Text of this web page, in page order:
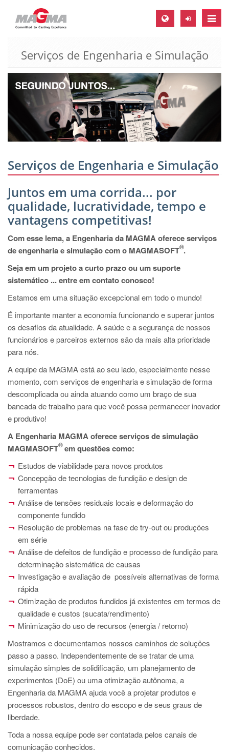
Toggle
MAGMA Europa, Alemanha
DE
EN
CS
MAGMA América do Norte, USA
EN
ES
MAGMA Asia Pacific Pte ltd., Singapura
EN
MAGMA América do Sul, Brasil
ES
MAGMA Turquia
EN
TR
MAGMA China
EN
ZH
MAGMA Índia
EN
MAGMA Coréia
KO
Serviços de Engenharia e Simulação
Serviços de Engenharia e Simulação
Juntos em uma corrida... por
qualidade, lucratividade, tempo e
vantagens competitivas!
Com esse lema, a Engenharia da MAGMA oferece serviços
de engenharia e simulação com o MAGMASOFT
®.
Seja em um projeto a curto prazo ou um suporte
sistemático ... entre em contato conosco!
Estamos em uma situação excepcional em todo o mundo!
É importante manter a economia funcionando e superar juntos
os desafios da atualidade. A saúde e a segurança de nossos
funcionários e parceiros externos são da mais alta prioridade
para nós.
A equipe da MAGMA está ao seu lado, especialmente nesse
momento, com serviços de engenharia e simulação de forma
descomplicada ou ainda atuando como um braço de sua
bancada de trabalho para que você possa permanecer inovador
e produtivo!
A Engenharia MAGMA oferece serviços de simulação
MAGMASOFT
®em questões como:
Estudos de viabilidade para novos produtos
Concepção de tecnologias de fundição e design de
ferramentas
Análise de tensões residuais locais e deformação do
componente fundido
Resolução de problemas na fase de try-out ou produções
em série
Análise de defeitos de fundição e processo de fundição para
determinação sistemática de causas
Investigação e avaliação de possíveis alternativas de forma
rápida
Otimização de produtos fundidos já existentes em termos de
qualidade e custos (sucata/rendimento)
Minimização do uso de recursos (energia / retorno)
Mostramos e documentamos nossos caminhos de soluções
passo a passo. Independentemente de se tratar de uma
simulação simples de solidificação, um planejamento de
experimentos (DoE) ou uma otimização autônoma, a
Engenharia da MAGMA ajuda você a projetar produtos e
processos robustos, dentro do escopo e de seus graus de
liberdade.
Toda a nossa equipe pode ser contatada pelos canais de
comunicação conhecidos.